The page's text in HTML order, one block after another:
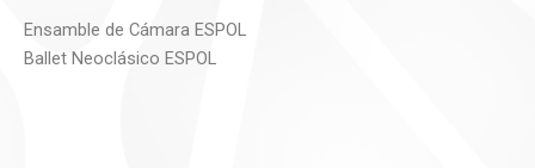
Ensamble de Cámara ESPOL
Ballet Neoclásico ESPOL